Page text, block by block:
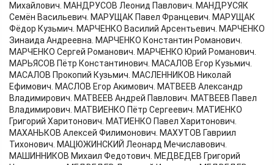
Михайлович. МАНДРУСОВ Леонид Павлович. МАНДРУСЯК
Семён Васильевич. МАРУЩАК Павел Францевич. МАРУЩАК
Фёдор Кузьмич. МАРЧЕНКО Василий Арсентьевич. МАРЧЕНКО
Зинаида Андреевна. МАРЧЕНКО Константин Романович.
МАРЧЕНКО Сергей Романович. МАРЧЕНКО Юрий Романович.
МАРЬЯСОВ Пётр Константинович. МАСАЛОВ Егор Кузьмич.
МАСАЛОВ Прокопий Кузьмич. МАСЛЕННИКОВ Николай
Ефимович. МАСЛОВ Егор Акимович. МАТВЕЕВ Александр
Владимирович. МАТВЕЕВ Андрей Павлович. МАТВЕЕВ Павел
Владимирович. МАТВИЕНКО Пётр Сергеевич. МАТИЕНКО
Григорий Харитонович. МАТИЕНКО Павел Харитонович.
МАХАНЬКОВ Алексей Филимонович. МАХУТОВ Гавриил
Тихонович. МАЦЮЖИНСКИЙ Леонард Мечиславович.
МАШИННИКОВ Михаил Федотович. МЕДВЕДЕВ Григорий